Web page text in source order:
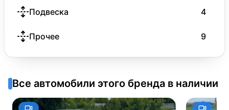
Подвеска 4
Прочее 9
Все автомобили этого бренда в наличии